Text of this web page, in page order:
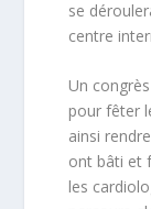
se
centre
Un
pour fêter
ainsi
ont bâti et
les